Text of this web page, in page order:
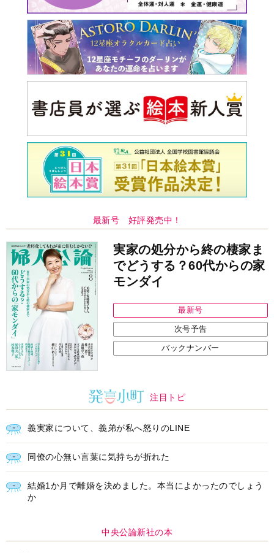
最新号 好評発売中！
実家の処分から終の棲家ま
でどうする？60代からの家
モンダイ
最新号
次号予告
バックナンバー
注目トピ
義実家について、義弟が私へ怒りのLINE
同僚の心無い言葉に気持ちが折れた
結婚1か月で離婚を決めました。本当によかったのでしょう
か
中央公論新社の本